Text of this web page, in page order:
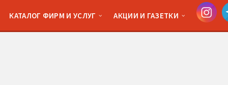
КАТАЛОГ ФИРМ И УСЛУГ АКЦИИ И ГАЗЕТКИ